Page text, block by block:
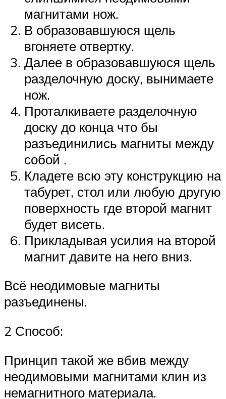
магнитами нож.
В образовавшуюся щель
вгоняете отвертку.
Далее в образовавшуюся щель
разделочную доску, вынимаете
нож.
Проталкиваете разделочную
доску до конца что бы
разъединились магниты между
собой .
Кладете всю эту конструкцию на
табурет, стол или любую другую
поверхность где второй магнит
будет висеть.
Прикладывая усилия на второй
магнит давите на него вниз.
Всё неодимовые магниты
разъединены.
2 Способ:
Принцип такой же вбив между
неодимовыми магнитами клин из
немагнитного материала.